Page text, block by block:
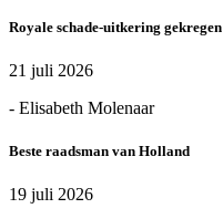
Royale schade-uitkering gekregen
21 juli 2026
- Elisabeth Molenaar
Beste raadsman van Holland
19 juli 2026